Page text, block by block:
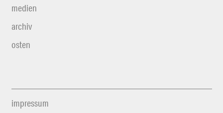
medien
archiv
osten
impressum